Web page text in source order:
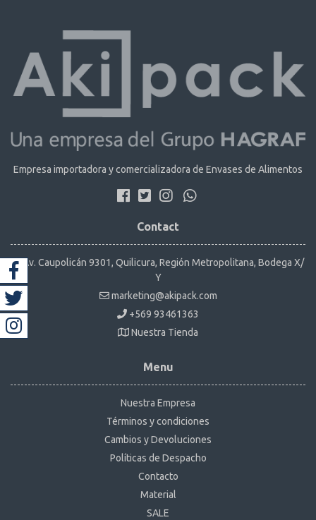
Empresa importadora y comercializadora de Envases de Alimentos
Contact
Av. Caupolicán 9301, Quilicura, Región Metropolitana, Bodega X/
Y
marketing@akipack.com
+569 93461363
Nuestra Tienda
Menu
Nuestra Empresa
Términos y condiciones
Cambios y Devoluciones
Políticas de Despacho
Contacto
Material
SALE